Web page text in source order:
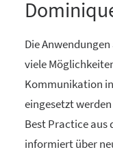
Die
viele
Kommunikation
eingesetzt
Best Practice
informiert über